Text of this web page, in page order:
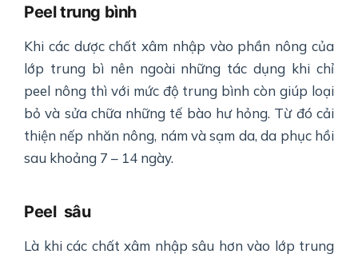
Peel trung bình
Khi các dược chất xâm nhập vào phần nông của
lớp trung bì nên ngoài những tác dụng khi chỉ
peel nông thì với mức độ trung bình còn giúp loại
bỏ và sửa chữa những tế bào hư hỏng. Từ đó cải
thiện nếp nhăn nông, nám và sạm da, da phục hồi
sau khoảng 7 – 14 ngày.
Peel sâu
Là khi các chất xâm nhập sâu hơn vào lớp trung